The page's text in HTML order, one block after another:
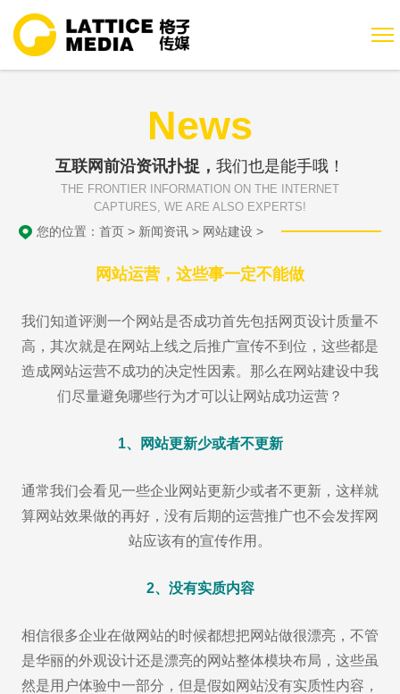
News
互联网前沿资讯扑捉， 我们也是能手哦！
THE FRONTIER INFORMATION ON THE INTERNET
CAPTURES, WE ARE ALSO EXPERTS!
您的位置：首页 > 新闻资讯 > 网站建设 >
网站运营，这些事一定不能做
我们知道评测一个网站是否成功首先包括网页设计质量不
高，其次就是在网站上线之后推广宣传不到位，这些都是
造成网站运营不成功的决定性因素。那么在网站建设中我
们尽量避免哪些行为才可以让网站成功运营？
1、网站更新少或者不更新
通常我们会看见一些企业网站更新少或者不更新，这样就
算网站效果做的再好，没有后期的运营推广也不会发挥网
站应该有的宣传作用。
2、没有实质内容
相信很多企业在做网站的时候都想把网站做很漂亮，不管
是华丽的外观设计还是漂亮的网站整体模块布局，这些虽
然是用户体验中一部分，但是假如网站没有实质性内容，